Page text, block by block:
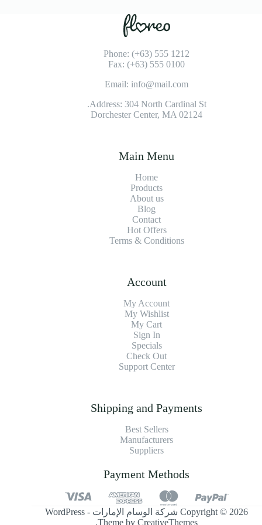
Phone: (+63) 555 1212
Fax: (+63) 555 0100
Email: info@mail.com
Address: 304 North Cardinal St.
Dorchester Center, MA 02124
Main Menu
Home
Products
About us
Blog
Contact
Hot Offers
Terms & Conditions
Account
My Account
My Wishlist
My Cart
Sign In
Specials
Check Out
Support Center
Shipping and Payments
Best Sellers
Manufacturers
Suppliers
Payment Methods
Copyright © 2026 شركة الوسام الإمارات - WordPress
Theme byCreativeThemes
.